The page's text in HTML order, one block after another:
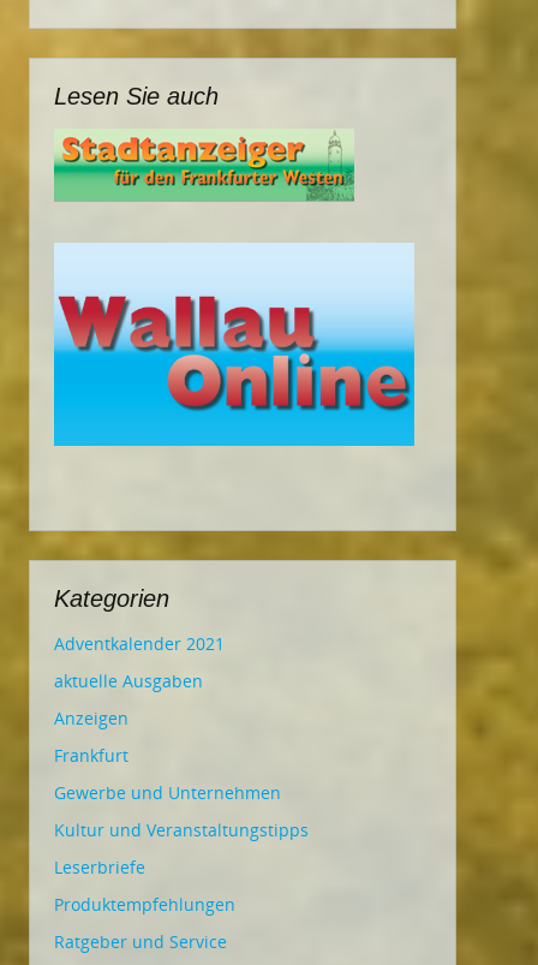
Lesen Sie auch
Kategorien
Adventkalender 2021
aktuelle Ausgaben
Anzeigen
Frankfurt
Gewerbe und Unternehmen
Kultur und Veranstaltungstipps
Leserbriefe
Produktempfehlungen
Ratgeber und Service